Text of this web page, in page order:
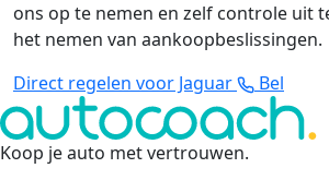
ons op te nemen en zelf controle uit
het nemen van aankoopbeslissingen.
Direct regelen voor Jaguar
Bel
Koop je auto met vertrouwen.